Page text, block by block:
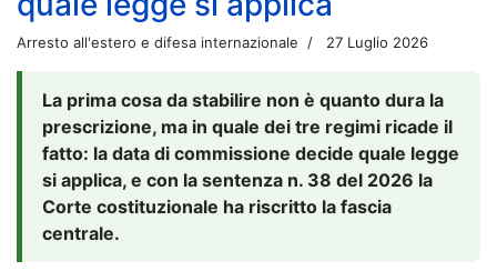
Arresto all'estero e difesa internazionale 27 Luglio 2026
La prima cosa da stabilire non è quanto dura la
prescrizione, ma in quale dei tre regimi ricade il
fatto: la data di commissione decide quale legge
si applica, e con la sentenza n. 38 del 2026 la
Corte costituzionale ha riscritto la fascia
centrale.